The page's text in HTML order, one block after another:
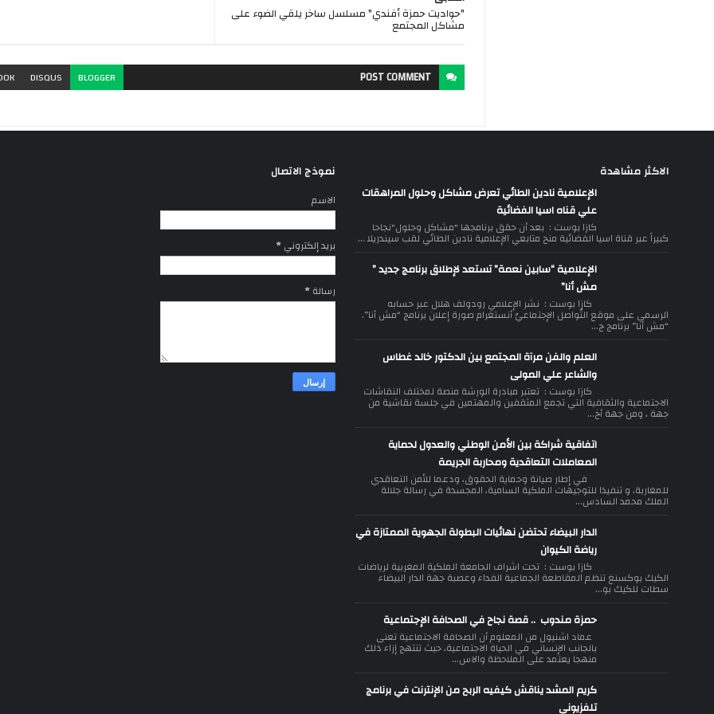
"حواديت حمزة أفندي" مسلسل ساخر يلقي الضوء على
مشاكل المجتمع
POSTCOMMENT
BLOGGER
DISQUS
الاكثر مشاهدة
الإعلامية نادين الطائي تعرض مشاكل وحلول المراهقات
علي قناه اسيا الفضائية
كازا بوست : بعد أن حقق برنامجها "مشاكل وحلول"نجاحا
كبيراً عبر قناة اسيا الفضائية منح متابعي الإعلامية نادين الطائي لقب سيندريلا ...
الإعلامية “سابين نعمة” تستعد لإطلاق برنامج جديد ”
مش أنا”
كازا بوست : نشر الإعلامي رودولف هلال عبر حسابه
الرسمي على موقع التّواصل الإجتماعيّ أنستغرام صورة إعلان برنامج “مش أنا”.
“مش أنا” برنامج ج...
العلم والفن مرآة المجتمع بين الدكتور خالد غطاس
والشاعر علي المولى
كازا بوست : تعتبر مبادرة الورشة منصة لمختلف النقاشات
الاجتماعية والثقافية التي تجمع المثقفين والمهتمين في جلسة نقاشية من
جهة ، ومن جهة أخ...
اتفاقية شراكة بين الأمن الوطني والعدول لحماية
المعاملات التعاقدية ومحاربة الجريمة
في إطار صيانة وحماية الحقوق، ودعما للأمن التعاقدي
للمغاربة، و تنفيذا للتوجيهات الملكية السامية، المجسدة في رسالة جلالة
الملك محمد السادس...
الدار البيضاء تحتضن نهائيات البطولة الجهوية الممتازة في
رياضة الكيوان
كازا بوست : تحت اشراف الجامعة الملكية المغربية لرياضات
الكيك بوكسنغ تنظم المقاطعة الجماعية الفداء وعصبة جهة الدار البيضاء
سطات للكيك بو...
حمزة مندوب .. قصة نجاح في الصحافة الإجتماعية
عماد اشنيول من المعلوم أن الصحافة الاجتماعية تعنى
بالجانب الإنساني في الحياة الاجتماعية، حيث تنتهج إزاء ذلك
منهجا يعتمد على الملاحظة والاس...
كريم المشد يناقش كيفيه الربح من الإنترنت في برنامج
تلفزيوني
نموذج الاتصال
الاسم
بريد إلكتروني*
رسالة*